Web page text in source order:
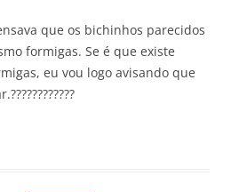
que os bichinhos parecidos
formigas. Se é que existe
eu vou logo avisando que